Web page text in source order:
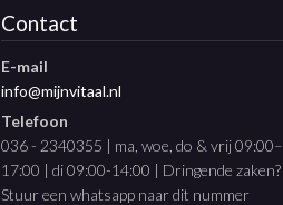
Contact
E-mail
info@mijnvitaal.nl
Telefoon
036 - 2340355 | ma, woe, do & vrij 09:00–
17:00 | di 09:00-14:00 | Dringende zaken?
Stuur een whatsapp naar dit nummer